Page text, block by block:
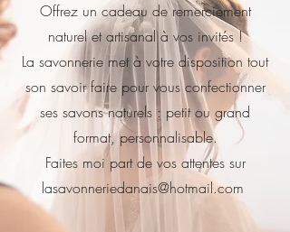
Offrez un cadeau de remerciement
naturel et artisanal à vos invités !
La savonnerie met à votre disposition tout
son savoir faire pour vous confectionner
ses savons naturels : petit ou grand
format, personnalisable.
Faites moi part de vos attentes sur
lasavonneriedanais@hotmail.com